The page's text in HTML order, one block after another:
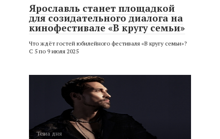
Ярославль станет площадкой
для созидательного диалога на
кинофестивале «В кругу семьи»
Что ждёт гостей юбилейного фестиваля «В кругу семьи»?
С 5 по 9 июля 2025
Тема дня